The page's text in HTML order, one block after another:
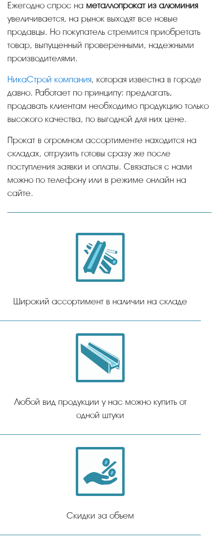
Ежегодно спрос на металлопрокат из алюминия
увеличивается, на рынок выходят все новые
продавцы. Но покупатель стремится приобретать
товар, выпущенный проверенными, надежными
производителями.
НикаСтрой компания, которая известна в городе
давно. Работает по принципу: предлагать,
продавать клиентам необходимо продукцию только
высокого качества, по выгодной для них цене.
Прокат в огромном ассортименте находится на
складах, отгрузить готовы сразу же после
поступления заявки и оплаты. Связаться с нами
можно по телефону или в режиме онлайн на
сайте.
Широкий ассортимент в наличии на складе
Любой вид продукции у нас можно купить от
одной штуки
Скидки за объем